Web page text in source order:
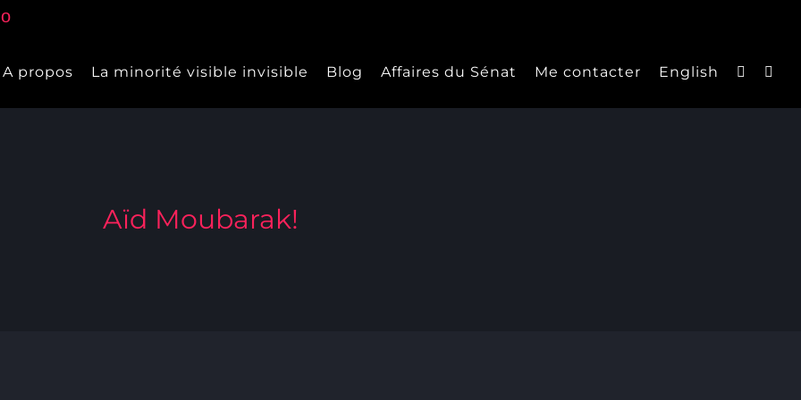
A propos La minorité visible invisible Blog Affaires du Sénat Me contacter English
Aïd Moubarak!